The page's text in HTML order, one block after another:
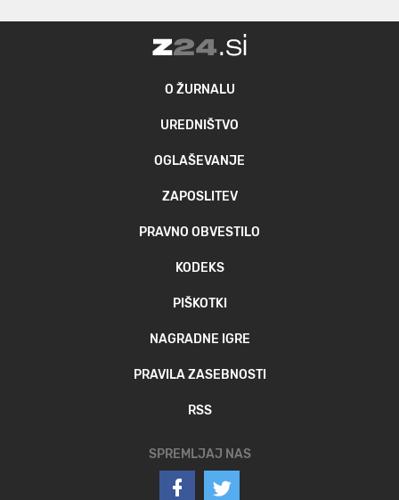
O ŽURNALU
UREDNIŠTVO
OGLAŠEVANJE
ZAPOSLITEV
PRAVNO OBVESTILO
KODEKS
PIŠKOTKI
NAGRADNE IGRE
PRAVILA ZASEBNOSTI
RSS
SPREMLJAJ NAS